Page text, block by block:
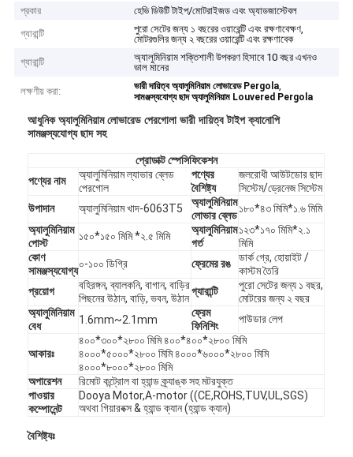
প্রকার
হেভি ডিউটি ​​টাইপ/মোটরাইজড এবং অ্যাডজাস্টেবল
গ্যারান্টি
পুরো সেটের জন্য ১ বছরের ওয়ারেন্টি এবং রক্ষণাবেক্ষণ,
মোটরগুলির জন্য ২ বছরের ওয়ারেন্টি এবং রক্ষণাবেক
গ্যারান্টি
অ্যালুমিনিয়াম শক্তিশালী উপকরণ হিসাবে 10 বছর এখনও
ভাল মানের
লক্ষণীয় করা:
ভারী দায়িত্ব অ্যালুমিনিয়াম লোভারেড Pergola,
সামঞ্জস্যযোগ্য ছাদ অ্যালুমিনিয়াম Louvered Pergola
আধুনিক অ্যালুমিনিয়াম লোভারেড পেরগোলা ভারী দায়িত্ব টাইপ ক্যানোপি
সামঞ্জস্যযোগ্য ছাদ সহ
প্রোডাক্ট স্পেসিফিকেশন
পণ্যের নাম
অ্যালুমিনিয়াম ল্যাভার ব্লেড
পেরগোল
পণ্যের
বৈশিষ্ট্য
জলরোধী আউটডোর ছাদ
সিস্টেম/ড্রেনেজ সিস্টেম
উপাদান
অ্যালুমিনিয়াম খাদ-6063T5
অ্যালুমিনিয়াম
লোভার ব্লেড
১৮০*৪৩ মিমি*১.৬ মিমি
অ্যালুমিনিয়াম
পোস্ট
১৫০*১৫০ মিমি *২.৫ মিমি
অ্যালুমিনিয়াম
গর্ত
১২৩*১৭০ মিমি*২.১
মিমি
কোণ
সামঞ্জস্যযোগ্য
০-১০০ ডিগ্রি ফ্রেমের রঙ
ডার্ক গ্রে, হোয়াইট /
কাস্টম তৈরি
প্রয়োগ
বহিরঙ্গন, ব্যালকনি, বাগান, বাড়ির
পিছনের উঠান, বাড়ি, ভবন, উঠান
গ্যারান্টি
পুরো সেটের জন্য ১ বছর,
মোটরের জন্য ২ বছর
অ্যালুমিনিয়াম
বেধ
1.6mm~2.1mm
ফ্রেম
ফিনিশিং
পাউডার লেপ
আকারঃ
৪০০*৩০০*২৮০০ মিমি ৪০০*৪০০*২৮০০ মিমি
৪০০০*৫০০০*২৮০০ মিমি ৪০০০*৬০০০*২৮০০ মিমি
৪০০০*৮০০০*২৮০০ মিমি
অপারেশন
রিমোট কন্ট্রোল বা হ্যান্ড ক্র্যাঙ্ক সহ মটরযুক্ত
পাওয়ার
কম্পোনেন্ট
Dooya Motor,A-motor ((CE,ROHS,TUV,UL,SGS)
অথবা গিয়ারবক্স & হ্যান্ড ক্যান (হ্যান্ড ক্যান)
বৈশিষ্ট্যঃ